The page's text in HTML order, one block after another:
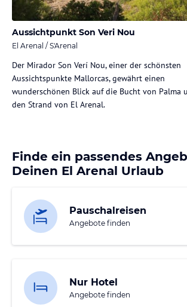
Aussichtpunkt Son Veri Nou
El Arenal / S'Arenal
Der Mirador Son Verí Nou, einer der schönsten
Aussichtspunkte Mallorcas, gewährt einen
wunderschönen Blick auf die Bucht von Palma
den Strand von El Arenal.
Finde ein passendes
Deinen El Arenal Urlaub
Pauschalreisen
Angebote finden
Nur Hotel
Angebote finden